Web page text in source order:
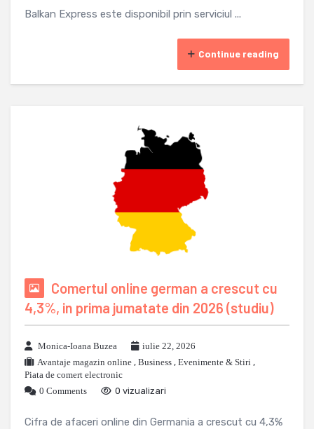
Balkan Express este disponibil prin serviciul ...
Continue reading
Comertul online german a crescut cu
4,3%, in prima jumatate din 2026 (studiu)
Monica-Ioana Buzea
iulie 22, 2026
Avantaje magazin online , Business , Evenimente & Stiri ,
Piata de comert electronic
0 Comments
0 vizualizari
Cifra de afaceri online din Germania a crescut cu 4,3%